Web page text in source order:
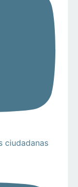
ciudadanas